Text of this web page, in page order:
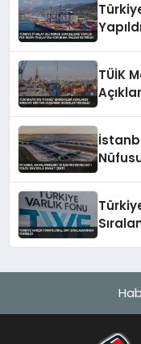
TÜİK